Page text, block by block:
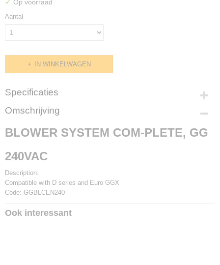
✓ Op voorraad
Aantal
IN WINKELWAGEN
Specificaties
Productcode
Omschrijving
BLOWER SYSTEM COM-PLETE, GG
240VAC
Description:
Compatible with D series and Euro GGX
Code: GGBLCEN240
Ook interessant